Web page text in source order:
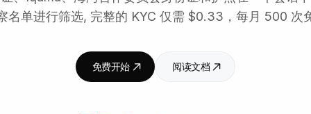
名单进行筛选, 完整的 KYC 仅需 $0.33，每月 500 次
免费开始 阅读文档